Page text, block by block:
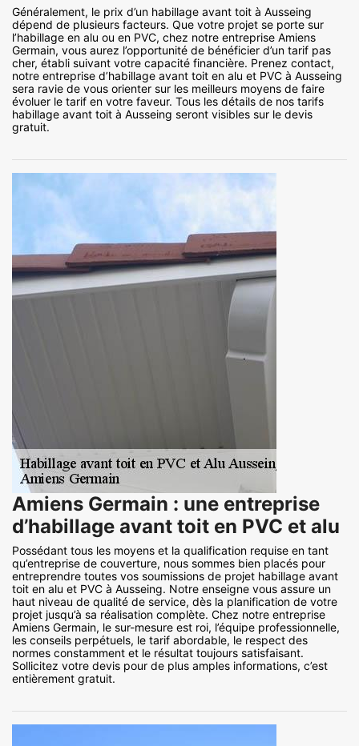
Généralement, le prix d’un habillage avant toit à Ausseing
dépend de plusieurs facteurs. Que votre projet se porte sur
l’habillage en alu ou en PVC, chez notre entreprise Amiens
Germain, vous aurez l’opportunité de bénéficier d’un tarif pas
cher, établi suivant votre capacité financière. Prenez contact,
notre entreprise d’habillage avant toit en alu et PVC à Ausseing
sera ravie de vous orienter sur les meilleurs moyens de faire
évoluer le tarif en votre faveur. Tous les détails de nos tarifs
habillage avant toit à Ausseing seront visibles sur le devis
gratuit.
Amiens Germain : une entreprise
d’habillage avant toit en PVC et alu
Possédant tous les moyens et la qualification requise en tant
qu’entreprise de couverture, nous sommes bien placés pour
entreprendre toutes vos soumissions de projet habillage avant
toit en alu et PVC à Ausseing. Notre enseigne vous assure un
haut niveau de qualité de service, dès la planification de votre
projet jusqu’à sa réalisation complète. Chez notre entreprise
Amiens Germain, le sur-mesure est roi, l’équipe professionnelle,
les conseils perpétuels, le tarif abordable, le respect des
normes constamment et le résultat toujours satisfaisant.
Sollicitez votre devis pour de plus amples informations, c’est
entièrement gratuit.